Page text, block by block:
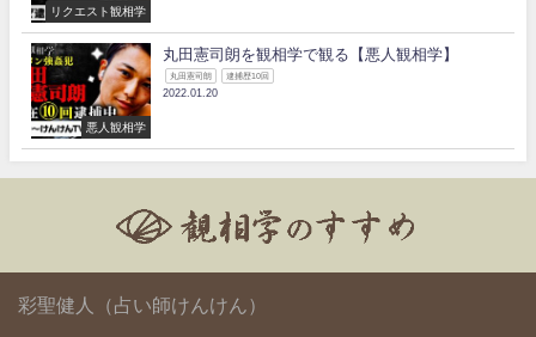
リクエスト観相学
悪人観相学
丸田憲司朗を観相学で観る【悪人観相学】
丸田憲司朗 逮捕歴10回
2022.01.20
彩聖健人（占い師けんけん）